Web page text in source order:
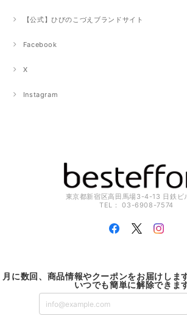
【公式】ひびのこづえブランドサイト
Facebook
X
Instagram
東京都新宿区高田馬場3-4-13 日鉄ビ
TEL： 03-6908-7574
月に数回、商品情報やクーポンをお届けしま
いつでも簡単に解除できます